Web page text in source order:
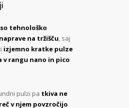
tehnološko
na tržišču, saj
izjemno kratke pulze
v rangu nano in pico
pulzi pa tkiva ne
v njem povzročijo